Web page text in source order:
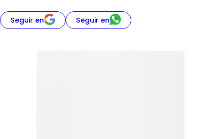
Seguir en Seguir en